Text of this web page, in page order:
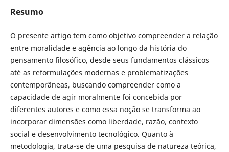
Resumo
O presente artigo tem como objetivo compreender a relação
entre moralidade e agência ao longo da história do
pensamento filosófico, desde seus fundamentos clássicos
até as reformulações modernas e problematizações
contemporâneas, buscando compreender como a
capacidade de agir moralmente foi concebida por
diferentes autores e como essa noção se transforma ao
incorporar dimensões como liberdade, razão, contexto
social e desenvolvimento tecnológico. Quanto à
metodologia, trata-se de uma pesquisa de natureza teórica,